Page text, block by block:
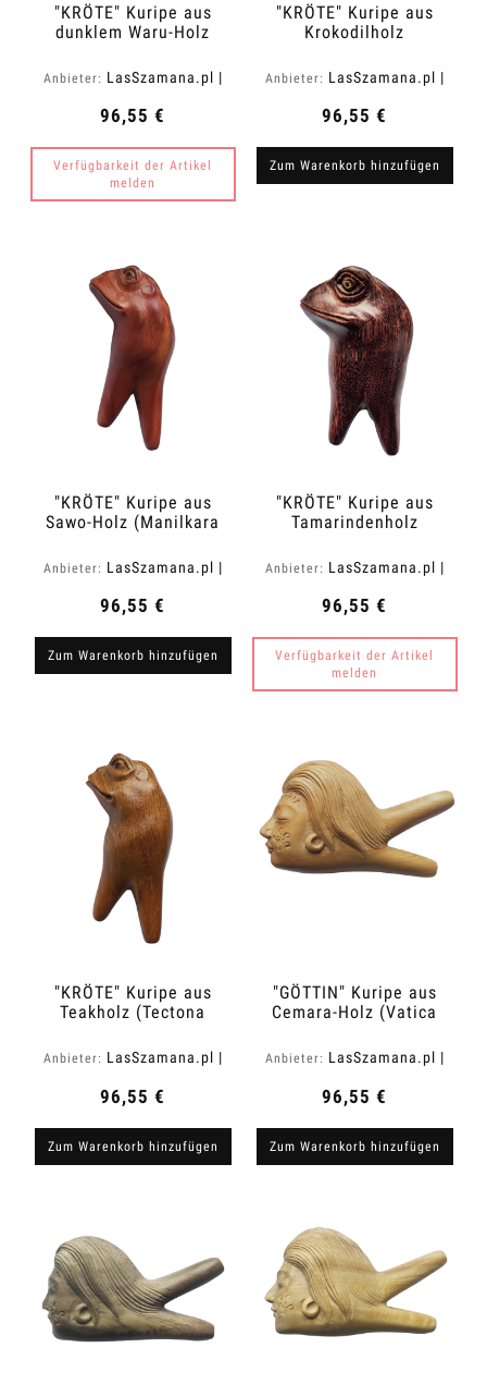
"KRÖTE" Kuripe aus
dunklem Waru-Holz
Anbieter: LasSzamana.pl |
96,55 €
Verfügbarkeit der Artikel
melden
"KRÖTE" Kuripe aus
Krokodilholz
Anbieter: LasSzamana.pl |
96,55 €
Zum Warenkorb hinzufügen
"KRÖTE" Kuripe aus
Sawo-Holz (Manilkara
Anbieter: LasSzamana.pl |
96,55 €
Zum Warenkorb hinzufügen
"KRÖTE" Kuripe aus
Tamarindenholz
Anbieter: LasSzamana.pl |
96,55 €
Verfügbarkeit der Artikel
melden
"KRÖTE" Kuripe aus
Teakholz (Tectona
Anbieter: LasSzamana.pl |
96,55 €
Zum Warenkorb hinzufügen
"GÖTTIN" Kuripe aus
Cemara-Holz (Vatica
Anbieter: LasSzamana.pl |
96,55 €
Zum Warenkorb hinzufügen